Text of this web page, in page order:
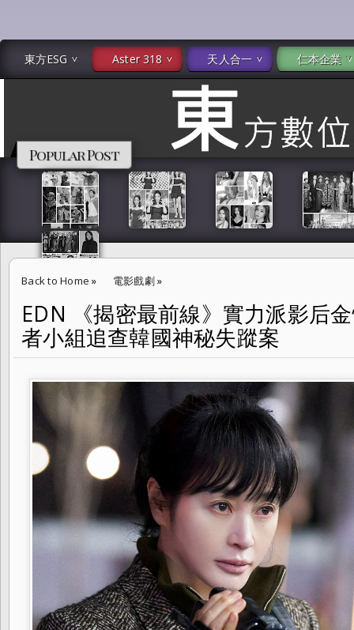
東方ESG Aster 318 天人合一 仁本企業
Popular Post
Back to Home » 電影戲劇»
EDN 《揭密最前線》實力派影后金憓秀領銜主演，率領記者小組追查韓
EDN 《揭密最前線》實力派影后
者小組追查韓國神秘失蹤案